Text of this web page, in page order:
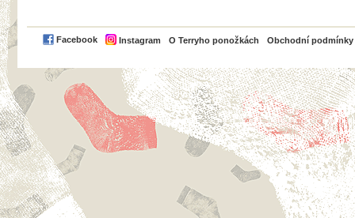
Facebook Instagram O Terryho ponožkách Obchodní podmínky
PayPal